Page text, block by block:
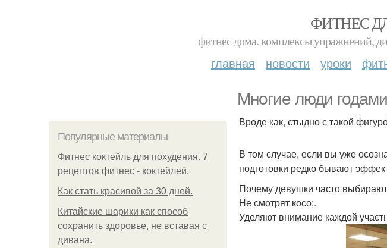
ФИТНЕС
фитнес дома. комплексы упражнений,
главная новости уроки
Многие люди годами
Популярные материалы
Фитнес коктейль для похудения. 7
рецептов фитнес - коктейлей.
Как стать красивой за 30 дней.
Китайские шарики как способ
сохранить здоровье, не вставая с
дивана.
Вроде как, стыдно с такой
В том случае, если вы уже
подготовки редко бывают
Почему девушки часто
Не смотрят косо;.
Уделяют внимание каждой